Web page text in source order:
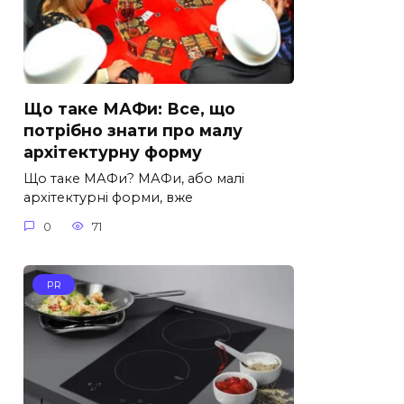
Що таке МАФи: Все, що
потрібно знати про малу
архітектурну форму
Що таке МАФи? МАФи, або малі
архітектурні форми, вже
0 71
PR